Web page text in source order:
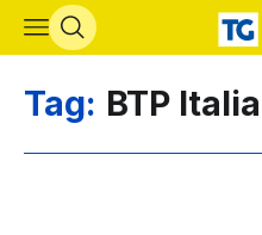
Vai al contenuto principale
Tag: BTP Italia